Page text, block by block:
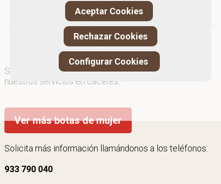
Somos especialistas en Botas de mujer, y ofrecemos
nuestros servicios en Cáceres.
Ver más botas de mujer
Solicita más información llamándonos a los teléfonos:
933 790 040
Aceptar Cookies
Rechazar Cookies
Configurar Cookies